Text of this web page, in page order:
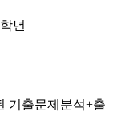
년
기출문제분석+출